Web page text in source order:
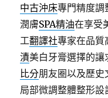
中古沖床專門精度調
潤膚SPA精油在享受
工翻譯社專家在品質
漬美白牙膏選擇的
比分朋友圈以及歷
局部微調整體整形